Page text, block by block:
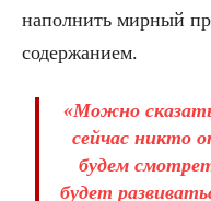
наполнить мирный
содержанием.
«Можно
сейчас никто
будем
будет